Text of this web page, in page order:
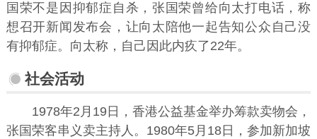
国荣不是因抑郁症自杀，张国荣曾给向太打电话，称
想召开新闻发布会，让向太陪他一起告知公众自己没
有抑郁症。向太称，自己因此内疚了22年。
社会活动
1978年2月19日，香港公益基金举办筹款卖物会，
张国荣客串义卖主持人。1980年5月18日，参加新加坡